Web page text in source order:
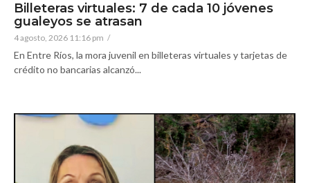
Billeteras virtuales: 7 de cada 10 jóvenes
gualeyos se atrasan
4 agosto, 2026 11:16 pm /
En Entre Ríos, la mora juvenil en billeteras virtuales y tarjetas de
crédito no bancarias alcanzó...